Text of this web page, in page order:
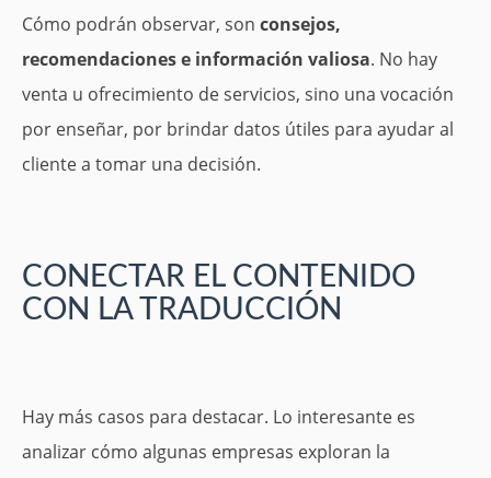
Cómo podrán observar, son consejos,
recomendaciones e información valiosa. No hay
venta u ofrecimiento de servicios, sino una vocación
por enseñar, por brindar datos útiles para ayudar al
cliente a tomar una decisión.
CONECTAR EL CONTENIDO
CON LA TRADUCCIÓN
Hay más casos para destacar. Lo interesante es
analizar cómo algunas empresas exploran la